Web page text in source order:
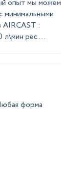
опыт мы можем
минимальными
АIRCAST :
л\мин рес ...
форма